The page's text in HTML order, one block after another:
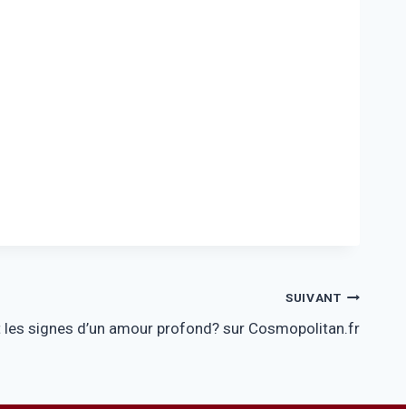
SUIVANT
les signes d’un amour profond? sur Cosmopolitan.fr